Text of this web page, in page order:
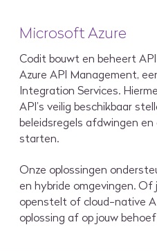
Microsoft Azure
Codit bouwt en beheert
Azure API Management,
Integration Services.
API’s veilig beschikbaar
beleidsregels afdwingen
starten.
Onze oplossingen
en hybride omgevingen.
openstelt of cloud-native
oplossing af op jouw